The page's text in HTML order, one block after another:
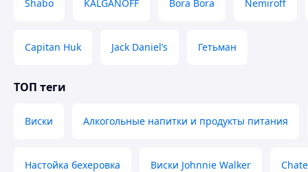
Shabo KALGANOFF Bora Bora Nemiroff
Capitan Huk Jack Daniel’s Гетьман
ТОП теги
Виски Алкогольные напитки и продукты питания
Настойка бехеровка Виски Johnnie Walker